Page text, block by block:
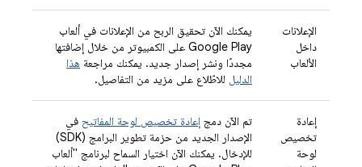
الإعلانات
داخل
الألعاب
يمكنك الآن تحقيق الربح من الإعلانات في ألعاب
Google Play على الكمبيوتر من خلال إضافتها
مجددًا ونشر إصدار جديد. يمكنك مراجعة هذا
الدليل للاطّلاع على مزيد من التفاصيل.
إعادة
تخصيص
لوحة
تم الآن دمج إعادة تخصيص لوحة المفاتيح في
الإصدار الجديد من حزمة تطوير البرامج (SDK)
للإدخال. يمكنك الآن اختيار السماح لبرنامج "ألعاب